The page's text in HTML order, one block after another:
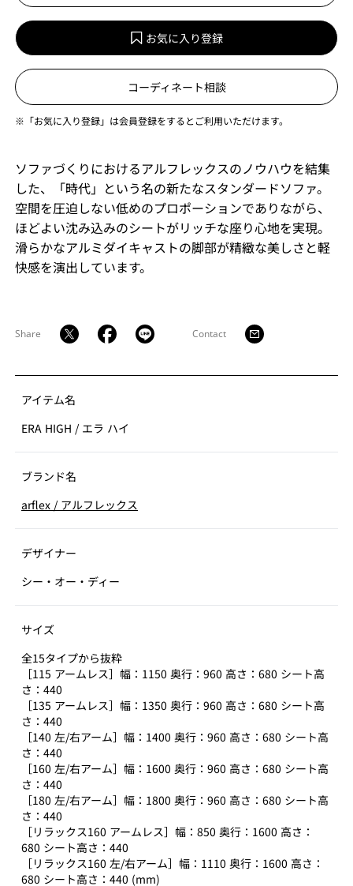
お気に入り登録
コーディネート相談
※「お気に入り登録」は会員登録をするとご利用いただけます。
ソファづくりにおけるアルフレックスのノウハウを結集
した、「時代」という名の新たなスタンダードソファ。
空間を圧迫しない低めのプロポーションでありながら、
ほどよい沈み込みのシートがリッチな座り心地を実現。
滑らかなアルミダイキャストの脚部が精緻な美しさと軽
快感を演出しています。
Share Contact
アイテム名
ERA HIGH / エラ ハイ
ブランド名
arflex / アルフレックス
デザイナー
シー・オー・ディー
サイズ
全15タイプから抜粋
［115 アームレス］幅：1150 奥行：960 高さ：680 シート高
さ：440
［135 アームレス］幅：1350 奥行：960 高さ：680 シート高
さ：440
［140 左/右アーム］幅：1400 奥行：960 高さ：680 シート高
さ：440
［160 左/右アーム］幅：1600 奥行：960 高さ：680 シート高
さ：440
［180 左/右アーム］幅：1800 奥行：960 高さ：680 シート高
さ：440
［リラックス160 アームレス］幅：850 奥行：1600 高さ：
680 シート高さ：440
［リラックス160 左/右アーム］幅：1110 奥行：1600 高さ：
680 シート高さ：440 (mm)